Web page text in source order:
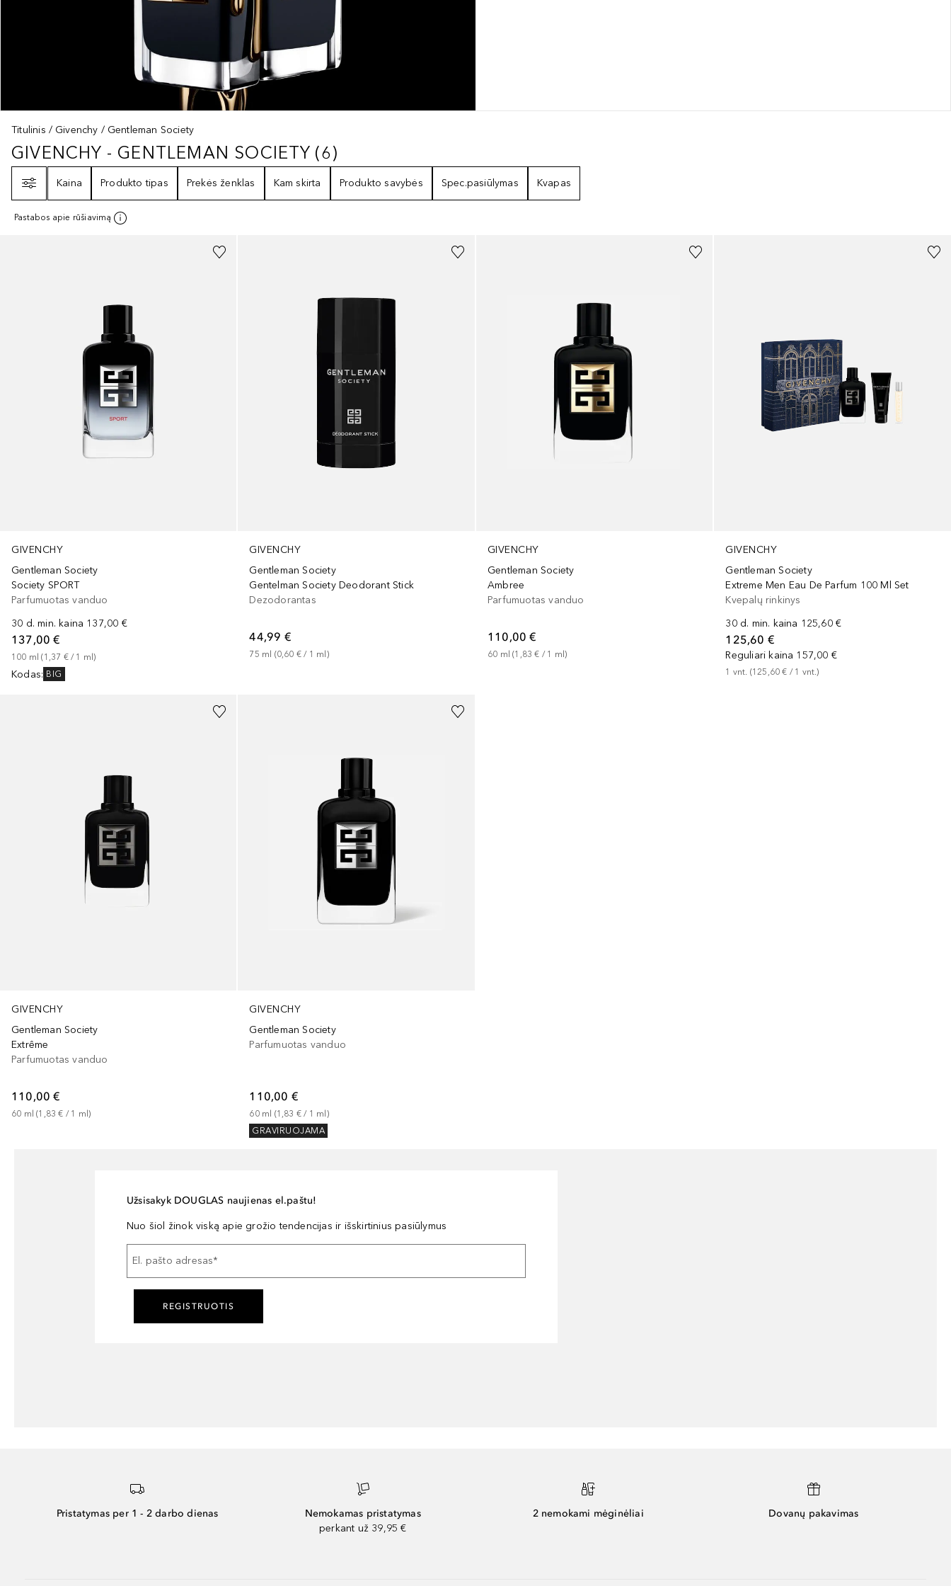
Titulinis Givenchy Gentleman Society
GIVENCHY - GENTLEMAN SOCIETY6REZULTATAI
GIVENCHY - GENTLEMAN SOCIETY (6)
Kaina
Produkto tipas Prekės ženklas Kam skirta Produkto savybės Spec.pasiūlymas Kvapas
Pastabos apie rūšiavimą
GIVENCHY
Gentleman Society
Society SPORT
Parfumuotas vanduo
30 d. min. kaina 137,00 €
137,00 €
100 ml (1,37 € / 1 ml)
Kodas: BIG
GIVENCHY
Gentleman Society
Gentelman Society Deodorant Stick
Dezodorantas
44,99 €
75 ml (0,60 € / 1 ml )
GIVENCHY
Gentleman Society
Ambree
Parfumuotas vanduo
110,00 €
60 ml (1,83 € / 1 ml )
GIVENCHY
Gentleman Society
Extreme Men Eau De Parfum 100 Ml Set
Kvepalų rinkinys
30 d. min. kaina 125,60 €
125,60 €
Reguliari kaina 157,00 €
1 vnt. (125,60 € / 1 vnt.)
GIVENCHY
Gentleman Society
Extrême
Parfumuotas vanduo
110,00 €
60 ml (1,83 € / 1 ml)
GIVENCHY
Gentleman Society
Parfumuotas vanduo
110,00 €
60 ml (1,83 € / 1 ml )
GRAVIRUOJAMA
Užsisakyk DOUGLAS naujienas el.paštu!
Nuo šiol žinok viską apie grožio tendencijas ir išskirtinius pasiūlymus
El. pašto adresas*
REGISTRUOTIS
Pristatymas per 1 - 2 darbo dienas
Nemokamas pristatymas
perkant už 39,95 €
2 nemokami mėginėliai Dovanų pakavimas